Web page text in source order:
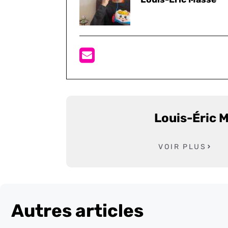
Louis-Éric
VOIR PLUS
Autres articles